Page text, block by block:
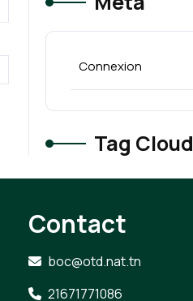
Connexion
Tag Cloud
Contact
boc@otd.nat.tn
21671771086